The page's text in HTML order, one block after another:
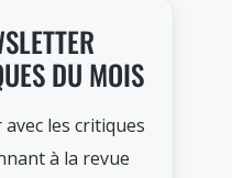
DU MOIS
les critiques
à la revue